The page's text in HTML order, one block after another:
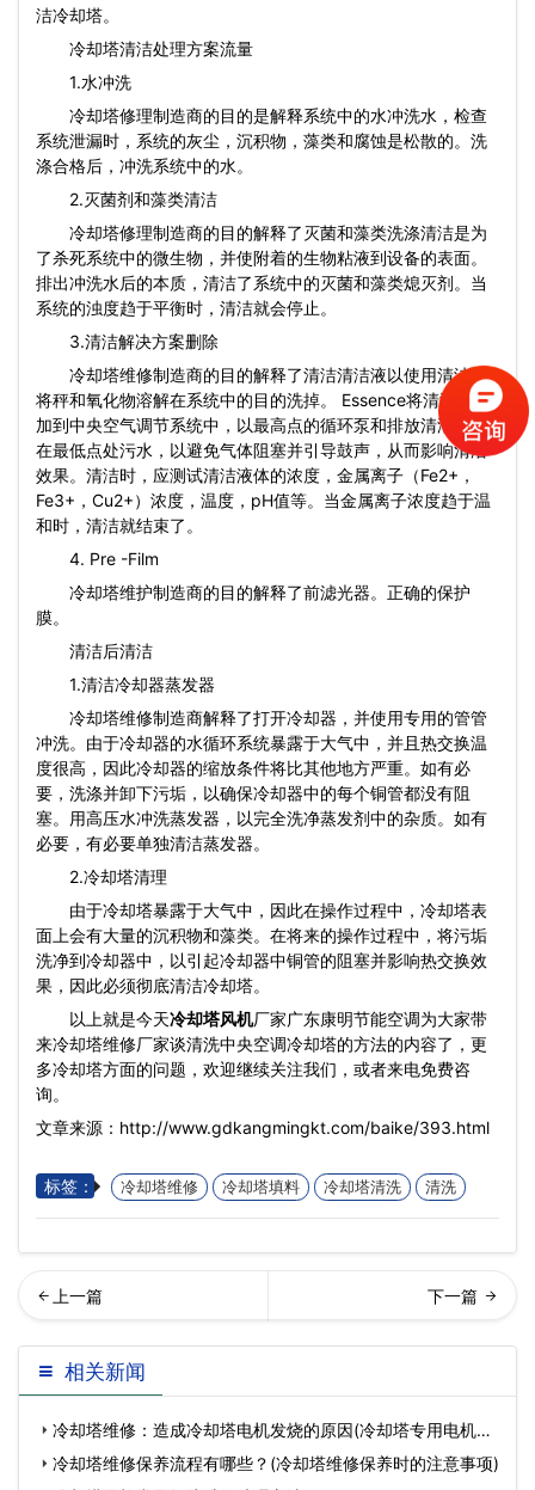
洁冷却塔。
冷却塔清洁处理方案流量
1.水冲洗
冷却塔修理制造商的目的是解释系统中的水冲洗水，检查
系统泄漏时，系统的灰尘，沉积物，藻类和腐蚀是松散的。洗
涤合格后，冲洗系统中的水。
2.灭菌剂和藻类清洁
冷却塔修理制造商的目的解释了灭菌和藻类洗涤清洁是为
了杀死系统中的微生物，并使附着的生物粘液到设备的表面。
排出冲洗水后的本质，清洁了系统中的灭菌和藻类熄灭剂。当
系统的浊度趋于平衡时，清洁就会停止。
3.清洁解决方案删除
冷却塔维修制造商的目的解释了清洁清洁液以使用清洁剂
将秤和氧化物溶解在系统中的目的洗掉。 Essence将清洁剂添
加到中央空气调节系统中，以最高点的循环泵和排放清洁，并
在最低点处污水，以避免气体阻塞并引导鼓声，从而影响清洁
效果。清洁时，应测试清洁液体的浓度，金属离子（Fe2+，
Fe3+，Cu2+）浓度，温度，pH值等。当金属离子浓度趋于温
和时，清洁就结束了。
4. Pre -Film
冷却塔维护制造商的目的解释了前滤光器。正确的保护
膜。
清洁后清洁
1.清洁冷却器蒸发器
冷却塔维修制造商解释了打开冷却器，并使用专用的管管
冲洗。由于冷却器的水循环系统暴露于大气中，并且热交换温
度很高，因此冷却器的缩放条件将比其他地方严重。如有必
要，洗涤并卸下污垢，以确保冷却器中的每个铜管都没有阻
塞。用高压水冲洗蒸发器，以完全洗净蒸发剂中的杂质。如有
必要，有必要单独清洁蒸发器。
2.冷却塔清理
由于冷却塔暴露于大气中，因此在操作过程中，冷却塔表
面上会有大量的沉积物和藻类。在将来的操作过程中，将污垢
洗净到冷却器中，以引起冷却器中铜管的阻塞并影响热交换效
果，因此必须彻底清洁冷却塔。
以上就是今天冷却塔风机厂家广东康明节能空调为大家带
来冷却塔维修厂家谈清洗中央空调冷却塔的方法的内容了，更
多冷却塔方面的问题，欢迎继续关注我们，或者来电免费咨
询。
文章来源：http://www.gdkangmingkt.com/baike/393.html
标签： 冷却塔维修 冷却塔填料 冷却塔清洗 清洗
东冷却塔厂家简析冷却塔为
什么会着火(广东冷却塔厂…
却塔填料更换周期(良机冷却
塔填料更换周期)
相关新闻
冷却塔维修：造成冷却塔电机发烧的原因(冷却塔专用电机故
障原
冷却塔维修保养流程有哪些？(冷却塔维修保养时的注意事项)